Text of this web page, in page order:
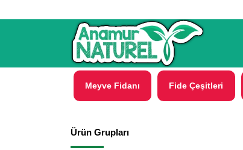
Meyve Fidanı Fide Çeşitleri
Ürün Grupları